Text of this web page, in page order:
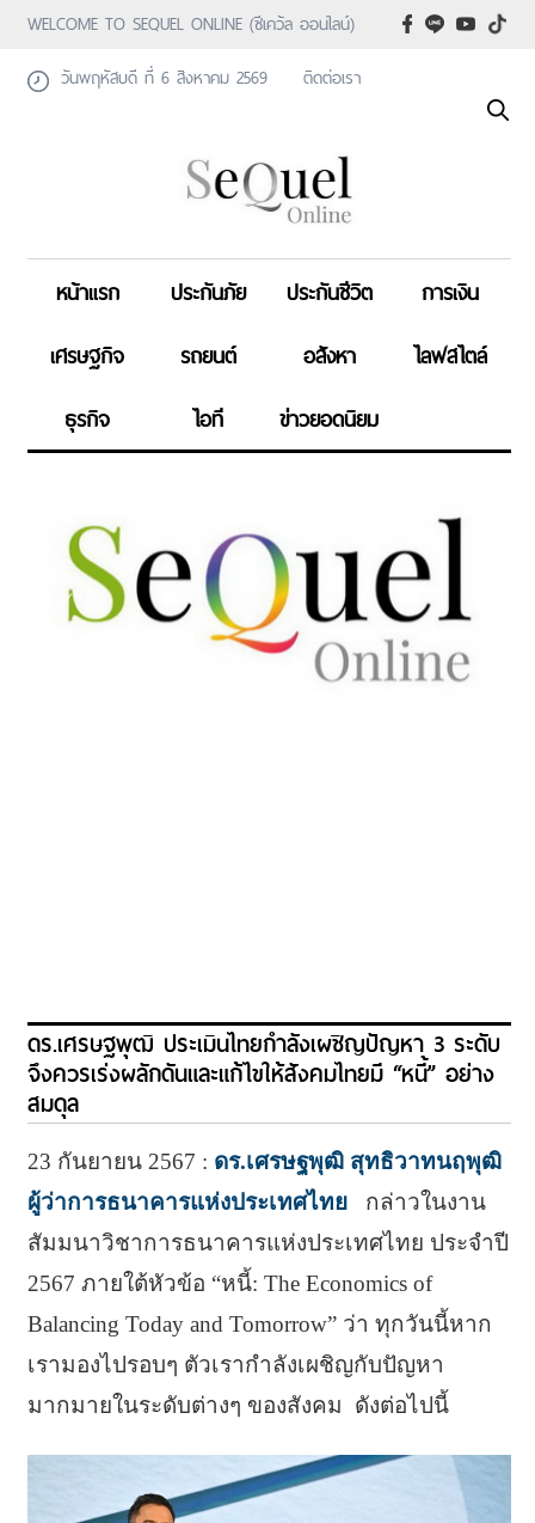
WELCOME TO SEQUEL ONLINE (ซีเคว้ล ออนไลน์)
วันพฤหัสบดี ที่ 6 สิงหาคม 2569
ติดต่อเรา
หน้าแรก ประกันภัย ประกันชีวิต
การเงิน
เศรษฐกิจ
รถยนต์ อสังหา
ไลฟสไตล์
ธุรกิจ
ไอที ข่าวยอดนิยม
ดร.เศรษฐพุฒิ ประเมินไทยกำลังเผชิญปัญหา 3 ระดับ
จึงควรเร่งผลักดันและแก้ไขให้สังคมไทยมี “หนี้” อย่าง
สมดุล
23 กันยายน 2567 : ดร.เศรษฐพุฒิ สุทธิวาทนฤพุฒิ
ผู้ว่าการธนาคารแห่งประเทศไทย
กล่าวในงาน
สัมมนาวิชาการธนาคารแห่งประเทศไทย ประจำปี
2567 ภายใต้หัวข้อ “หนี้: The Economics of
Balancing Today and Tomorrow” ว่า ทุกวันนี้หาก
เรามองไปรอบๆ ตัวเรากำลังเผชิญกับปัญหา
มากมายในระดับต่างๆ ของสังคม ดังต่อไปนี้